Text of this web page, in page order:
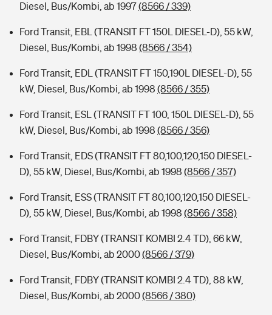
Diesel, Bus/Kombi, ab 1997(8566 / 339)
Ford Transit, EBL (TRANSIT FT 150L DIESEL-D), 55 kW,
Diesel, Bus/Kombi, ab 1998 (8566 / 354)
Ford Transit, EDL (TRANSIT FT 150,190L DIESEL-D), 55
kW, Diesel, Bus/Kombi, ab 1998 (8566 / 355)
Ford Transit, ESL (TRANSIT FT 100, 150L DIESEL-D), 55
kW, Diesel, Bus/Kombi, ab 1998 (8566 / 356)
Ford Transit, EDS (TRANSIT FT 80,100,120,150 DIESEL-
D), 55 kW, Diesel, Bus/Kombi, ab 1998 (8566 / 357)
Ford Transit, ESS (TRANSIT FT 80,100,120,150 DIESEL-
D), 55 kW, Diesel, Bus/Kombi, ab 1998 (8566 / 358)
Ford Transit, FDBY (TRANSIT KOMBI 2.4 TD), 66 kW,
Diesel, Bus/Kombi, ab 2000(8566 / 379)
Ford Transit, FDBY (TRANSIT KOMBI 2.4 TD), 88 kW,
Diesel, Bus/Kombi, ab 2000(8566 / 380)